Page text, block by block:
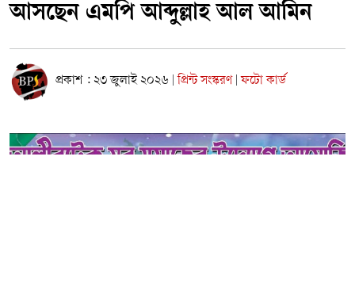
আসছেন এমপি আব্দুল্লাহ আল আমিন
প্রকাশ : ২৩ জুলাই ২০২৬ প্রিন্ট সংস্করণ ফটো কার্ড